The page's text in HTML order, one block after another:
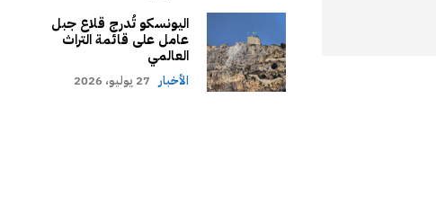
اليونسكو تُدرج قلاع جبل
عامل على قائمة التراث
العالمي
الأخبار 27 يوليو، 2026